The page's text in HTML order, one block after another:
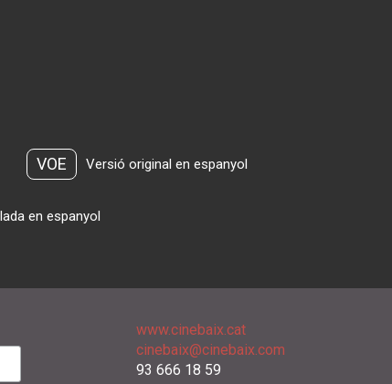
VOE Versió original en espanyol
en espanyol
www.cinebaix.cat
cinebaix@cinebaix.com
93 666 18 59